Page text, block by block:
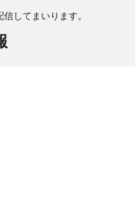
してまいります。